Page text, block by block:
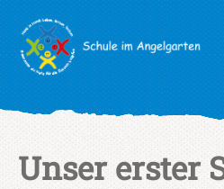
Unser erster